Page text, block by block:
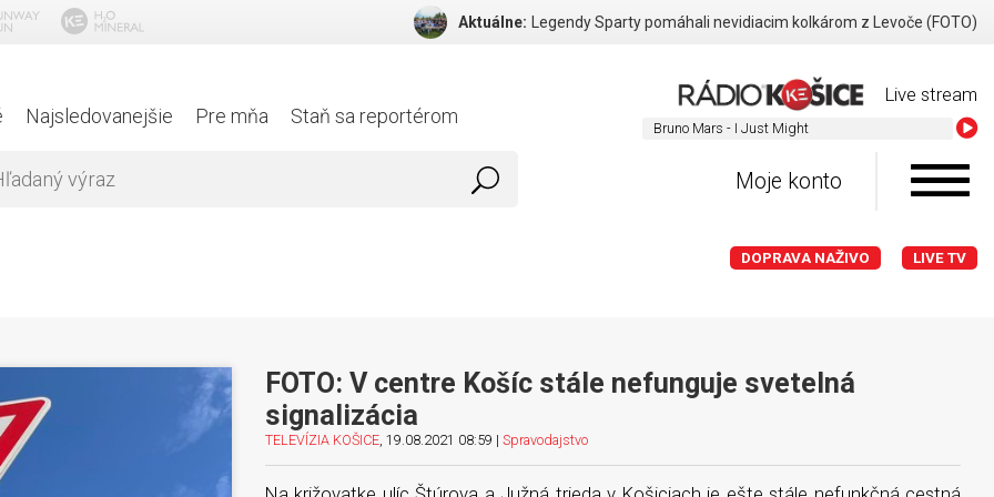
Aktuálne: Legendy Sparty pomáhali nevidiacim kolkárom z Levoče (FOTO)
Live stream
Bruno
Najsledovanejšie Pre mňa Staň sa reportérom
Moje konto
DOPRAVA NAŽIVO LIVE TV
FOTO: V centre Košíc stále nefunguje svetelná
signalizácia
TELEVÍZIA KOŠICE, 19.08.2021 08:59 | Spravodajstvo